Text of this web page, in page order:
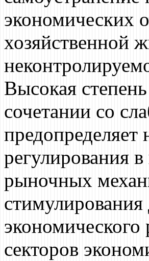
экономических
хозяйственной
Высокая
сочетании со
предопределяет
регулирования
рыночных
стимулирования
экономического
секторов